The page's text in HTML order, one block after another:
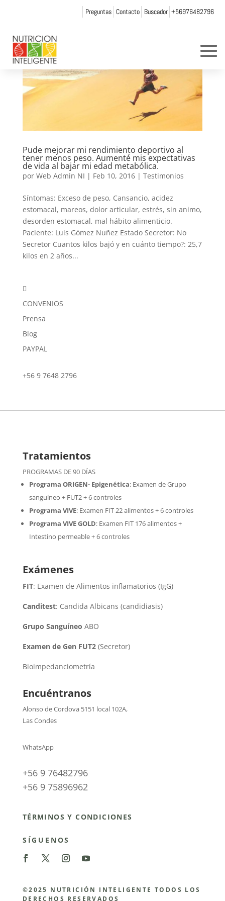
Preguntas Contacto Buscador +56976482796
Pude mejorar mi rendimiento deportivo al
tener menos peso. Aumenté mis expectativas
de vida al bajar mi edad metabólica.
por Web Admin NI | Feb 10, 2016| Testimonios
Síntomas: Exceso de peso, Cansancio, acidez
estomacal, mareos, dolor articular, estrés, sin animo,
desorden estomacal, mal hábito alimenticio.
Paciente: Luis Gómez Nuñez Estado Secretor: No
Secretor Cuantos kilos bajó y en cuánto tiempo?: 25,7
kilos en 2 años...

CONVENIOS
Prensa
Blog
PAYPAL
+56 9 7648 2796
Tratamientos
PROGRAMAS DE 90 DÍAS
Programa ORIGEN- Epigenética:Examen de Grupo
sanguíneo + FUT2 + 6 controles
Programa VIVE: Examen FIT 22 alimentos + 6 controles
Programa VIVE GOLD: Examen FIT 176 alimentos +
Intestino permeable + 6 controles
Exámenes
FIT: Examen de Alimentos inflamatorios (IgG)
Canditest: Candida Albicans (candidiasis)
Grupo Sanguíneo ABO
Examen de Gen FUT2(Secretor)
Bioimpedanciometría
Encuéntranos
Alonso de Cordova 5151 local 102A,
Las Condes
WhatsApp
+56 9 76482796
+56 9 75896962
TÉRMINOS Y CONDICIONES
SÍGUENOS
©2025 NUTRICIÓN INTELIGENTE TODOS LOS
DERECHOS RESERVADOS